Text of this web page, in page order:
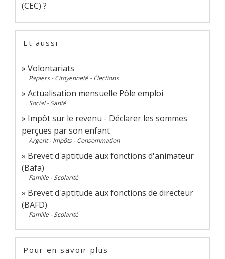
(CEC) ?
Et aussi
Volontariats
Papiers - Citoyenneté - Élections
Actualisation mensuelle Pôle emploi
Social - Santé
Impôt sur le revenu - Déclarer les sommes
perçues par son enfant
Argent - Impôts - Consommation
Brevet d'aptitude aux fonctions d'animateur
(Bafa)
Famille - Scolarité
Brevet d'aptitude aux fonctions de directeur
(BAFD)
Famille - Scolarité
Pour en savoir plus